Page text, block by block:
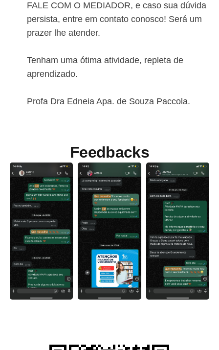
FALE COM O MEDIADOR, e caso sua dúvida
persista, entre em contato conosco! Será um
prazer lhe atender.
Tenham uma ótima atividade, repleta de
aprendizado.
Profa Dra Edneia Apa. de Souza Paccola.
Feedbacks